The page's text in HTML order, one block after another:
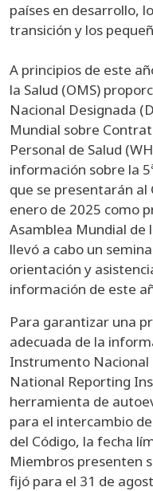
países en desarrollo,
transición y los
A principios de este
la Salud (OMS)
Nacional Designada
Mundial sobre
Personal de Salud
información sobre la
que se presentarán al
enero de 2025 como
Asamblea Mundial de
llevó a cabo un
orientación y
información de este
Para garantizar una
adecuada de la
Instrumento
National Reporting
herramienta de
para el intercambio
del Código, la fecha
Miembros presenten
fijó para el 31 de